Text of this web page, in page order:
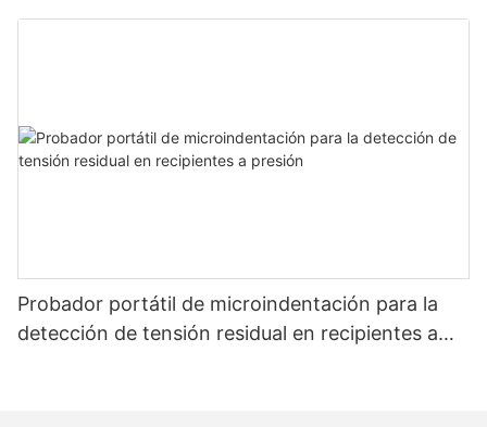
resistencia y tensión: Zhanghua Dryer
Probador portátil de microindentación para la
detección de tensión residual en recipientes a